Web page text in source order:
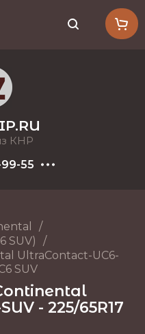
КНР
55
/
SUV)
/
UltraContact-UC6-
SUV
- 225/65R17